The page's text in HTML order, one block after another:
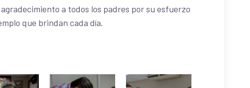
a todos los padres por su esfuerzo
que brindan cada día.